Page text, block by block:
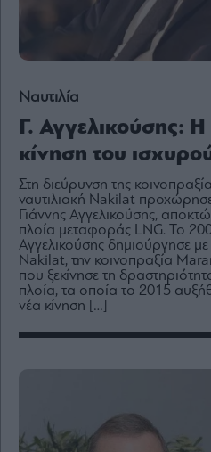
My
Media
Winners
&
Losers
Επι-
θετικά
Rumors
ESG
Today
Mononews2030
Ναυτιλία
Γ. Αγγελικούσης:
κίνηση του
Στη διεύρυνση της
ναυτιλιακή Nakilat
Γιάννης Αγγελικούσης,
πλοία μεταφοράς LNG. Το
Αγγελικούσης δημιούργησε με
Nakilat, την κοινοπραξία
που ξεκίνησε τη
πλοία, τα οποία το 2015
νέα κίνηση […]